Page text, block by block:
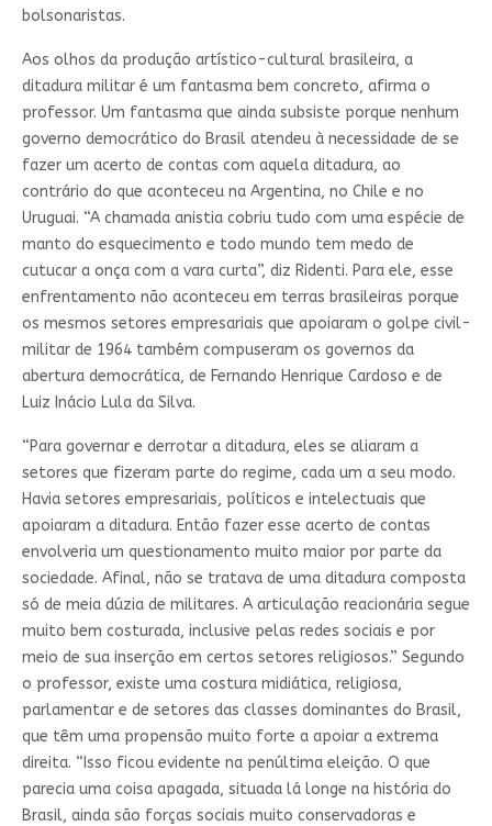
bolsonaristas.
Aos olhos da produção artístico-cultural brasileira, a
ditadura militar é um fantasma bem concreto, afirma o
professor. Um fantasma que ainda subsiste porque nenhum
governo democrático do Brasil atendeu à necessidade de se
fazer um acerto de contas com aquela ditadura, ao
contrário do que aconteceu na Argentina, no Chile e no
Uruguai. “A chamada anistia cobriu tudo com uma espécie de
manto do esquecimento e todo mundo tem medo de
cutucar a onça com a vara curta”, diz Ridenti. Para ele, esse
enfrentamento não aconteceu em terras brasileiras porque
os mesmos setores empresariais que apoiaram o golpe civil-
militar de 1964 também compuseram os governos da
abertura democrática, de Fernando Henrique Cardoso e de
Luiz Inácio Lula da Silva.
“Para governar e derrotar a ditadura, eles se aliaram a
setores que fizeram parte do regime, cada um a seu modo.
Havia setores empresariais, políticos e intelectuais que
apoiaram a ditadura. Então fazer esse acerto de contas
envolveria um questionamento muito maior por parte da
sociedade. Afinal, não se tratava de uma ditadura composta
só de meia dúzia de militares. A articulação reacionária segue
muito bem costurada, inclusive pelas redes sociais e por
meio de sua inserção em certos setores religiosos.” Segundo
o professor, existe uma costura midiática, religiosa,
parlamentar e de setores das classes dominantes do Brasil,
que têm uma propensão muito forte a apoiar a extrema
direita. “Isso ficou evidente na penúltima eleição. O que
parecia uma coisa apagada, situada lá longe na história do
Brasil, ainda são forças sociais muito conservadoras e